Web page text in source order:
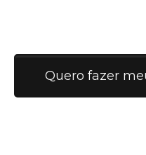
Quero fazer